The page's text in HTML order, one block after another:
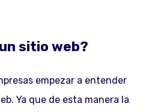
sitio web?
empezar a entender
Ya que de esta manera la